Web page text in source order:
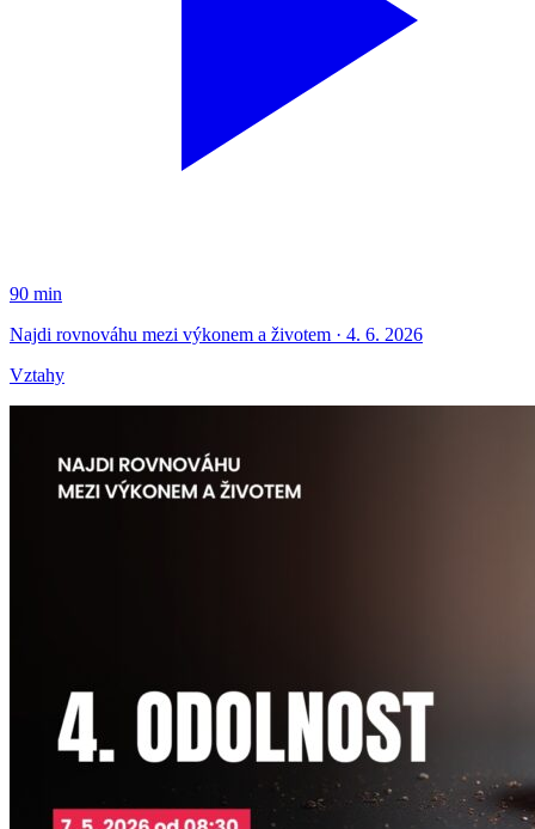
90 min
Najdi rovnováhu mezi výkonem a životem · 4. 6. 2026
Vztahy